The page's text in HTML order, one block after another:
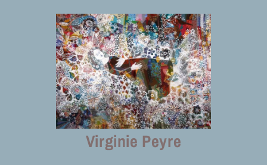
Virginie Peyre